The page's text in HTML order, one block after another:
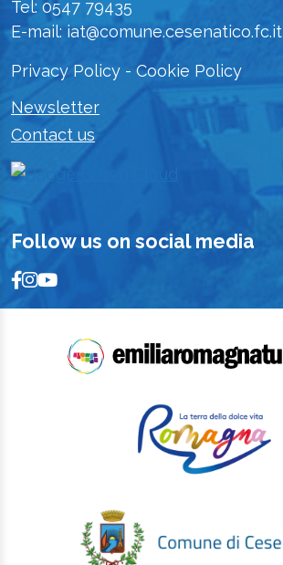
Tel: 0547 79435
E-mail: iat@comune.cesenatico.fc.it
Privacy Policy - Cookie Policy
Newsletter
Contact us
Follow us on social media